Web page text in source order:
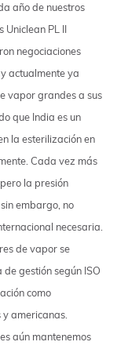
año de nuestros
PL II
negociaciones
actualmente ya
vapor grandes a sus
que India es un
la esterilización en
Cada vez más
la presión
embargo, no
necesaria.
de vapor se
gestión según ISO
como
americanas.
aún mantenemos